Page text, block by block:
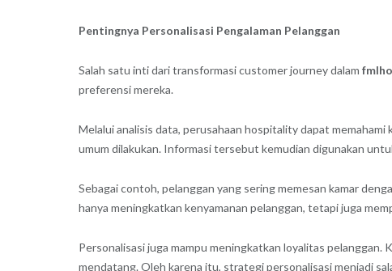
Pentingnya Personalisasi Pengalaman Pelanggan
Salah satu inti dari transformasi customer journey dalam
preferensi mereka.
Melalui analisis data, perusahaan hospitality dapat
umum dilakukan. Informasi tersebut kemudian digunakan
Sebagai contoh, pelanggan yang sering memesan kamar
hanya meningkatkan kenyamanan pelanggan, tetapi juga
Personalisasi juga mampu meningkatkan loyalitas pelanggan.
mendatang. Oleh karena itu, strategi personalisasi menjadi